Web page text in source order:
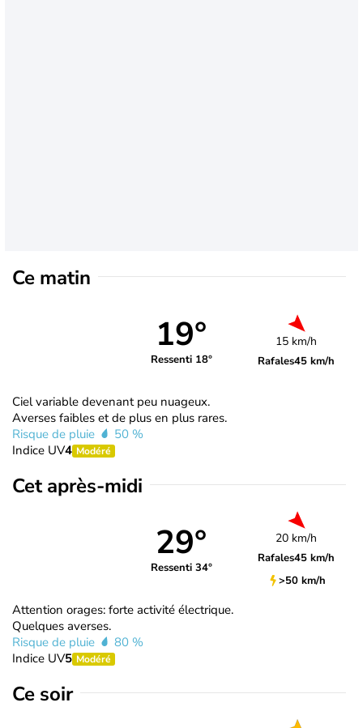
Ce matin
19°
Ressenti 18°
15 km/h
Rafales45 km/h
Ciel variable devenant peu nuageux.
Averses faibles et de plus en plus rares.
Risque de pluie
50 %
Indice UV4 Modéré
Cet après-midi
29°
Ressenti 34°
20 km/h
Rafales45 km/h
>50 km/h
Attention orages: forte activité électrique.
Quelques averses.
Risque de pluie
80 %
Indice UV5 Modéré
Ce soir